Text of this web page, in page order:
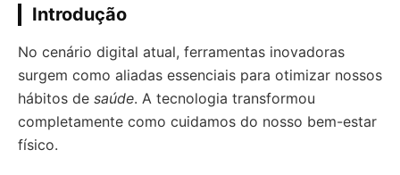
Introdução
No cenário digital atual, ferramentas inovadoras
surgem como aliadas essenciais para otimizar nossos
hábitos de saúde. A tecnologia transformou
completamente como cuidamos do nosso bem-estar
físico.